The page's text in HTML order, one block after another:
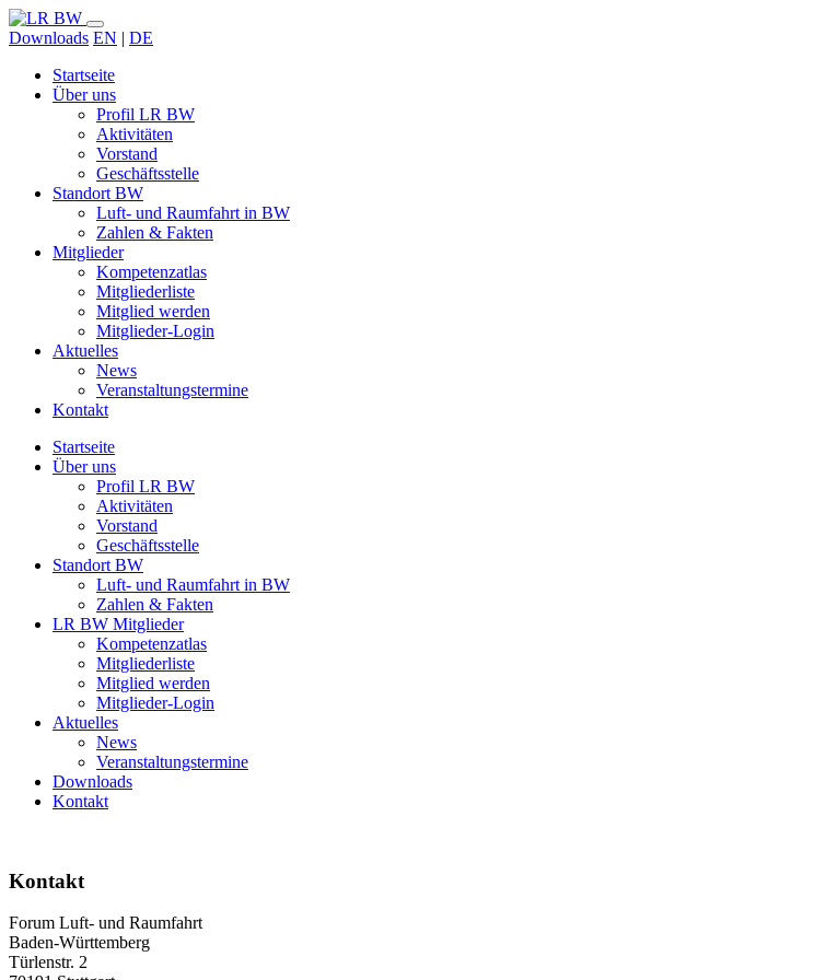
Downloads EN | DE
Startseite
Über uns
Profil LR BW
Aktivitäten
Vorstand
Geschäftsstelle
Standort BW
Luft- und Raumfahrt in BW
Zahlen & Fakten
Mitglieder
Kompetenzatlas
Mitgliederliste
Mitglied werden
Mitglieder-Login
Aktuelles
News
Veranstaltungstermine
Kontakt
Startseite
Über uns
Profil LR BW
Aktivitäten
Vorstand
Geschäftsstelle
Standort BW
Luft- und Raumfahrt in BW
Zahlen & Fakten
LR BW Mitglieder
Kompetenzatlas
Mitgliederliste
Mitglied werden
Mitglieder-Login
Aktuelles
News
Veranstaltungstermine
Downloads
Kontakt
Kontakt
Forum Luft- und Raumfahrt
Baden-Württemberg
Türlenstr. 2